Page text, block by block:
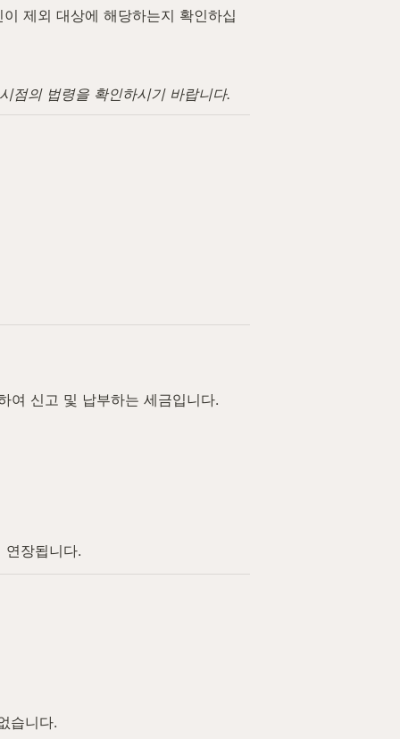
제외 대상에 해당하는지 확인하십
점의 법령을 확인하시기 바랍니다.
여 신고 및 납부하는 세금입니다.
장됩니다.
습니다.